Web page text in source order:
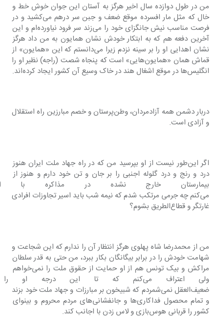
من در طول دوازده سال اخیر هرگز به آستان این جوان خوش خط و
خال که مثل مار افسرده موقع ضعف و جبن سر درهم می‌کشید و در
فرصت مناسب نیش جانگزای خود را می‌زند سر فرود نیاورده‌ام و این
آخرین دفعه هم که به ابتکار خودش نشان همایون به من داد هرگز
نشان اهدایی او را بر سینه نزدم زیرا می‌دانستم که این «همایون» از
قماش همان «همایون‌هایی» است که پنجاه شصت (راجه) نظیر او را
انگلیس‌ها در موقع اشغال هند در خاک وسیع آن کشور ایجاد کرده‌اند.
دربار دشمن همه آزادمردان، وطن‌پرستان و خصم مبارزین راه استقلال
و آزادی است.
اگر این‌طور نیست از او بپرسید من که در راه جهاد ملت ایران هنوز
درد و رنج و درد گلوله اجنبی را بر جان و تن خود دارم و هنوز از
بیمارستان خارج نشده در مذاکره
می‌کنم چه جرمی مرتکب شدم که نیمه شب باید اسیر تجاوزات افرادی
غارتگر و قطاع‌الطریق بشوم؟
من از محمدرضا شاه پهلوی هرگز انتظار آن را ندارم که این شجاعت و
شهامت خودش را در برابر بیگانگان بکار ببرد، من حتی به قدر سلطان
مراکش و بیک تونس هم از او حمایت از حقوق ملت را نمی‌خواهم
ولی اعتراف می‌کنم که تا این
ضعیف‌العقل نمی‌شمردم که شبیخون بر مبارزات و جهاد ملت خود بزند
و تمام محصول فداکاری‌ها و جانفشانی‌های مردم محروم و بینوای
کشور را قربانی هوس‌بازی و لاس زدن با اجانب کند.